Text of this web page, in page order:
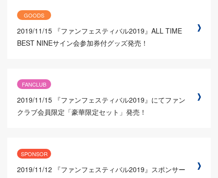
GOODS
2019/11/15 『ファンフェスティバル2019』ALL TIME
BEST NINEサイン会参加券付グッズ発売！
FANCLUB
2019/11/15 『ファンフェスティバル2019』にてファン
クラブ会員限定「豪華限定セット」発売！
SPONSOR
2019/11/12
『ファンフェスティバル2019』スポンサー